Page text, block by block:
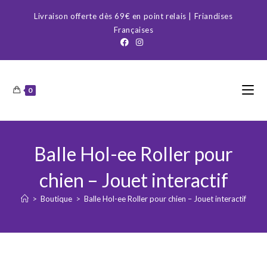
Livraison offerte dès 69€ en point relais | Friandises
Françaises
0
Balle Hol-ee Roller pour
chien – Jouet interactif
> Boutique > Balle Hol-ee Roller pour chien – Jouet interactif